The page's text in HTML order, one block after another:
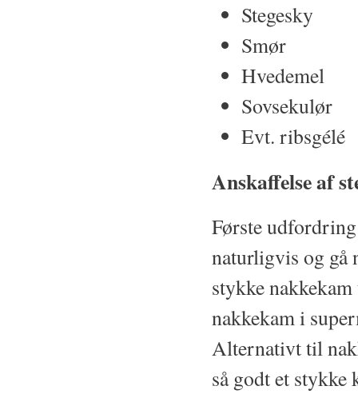
Stegesky
Smør
Hvedemel
Sovsekulør
Evt. ribsgélé
Anskaffelse af
Første
naturligvis og gå
stykke
nakkekam i
Alternativt til
så godt et